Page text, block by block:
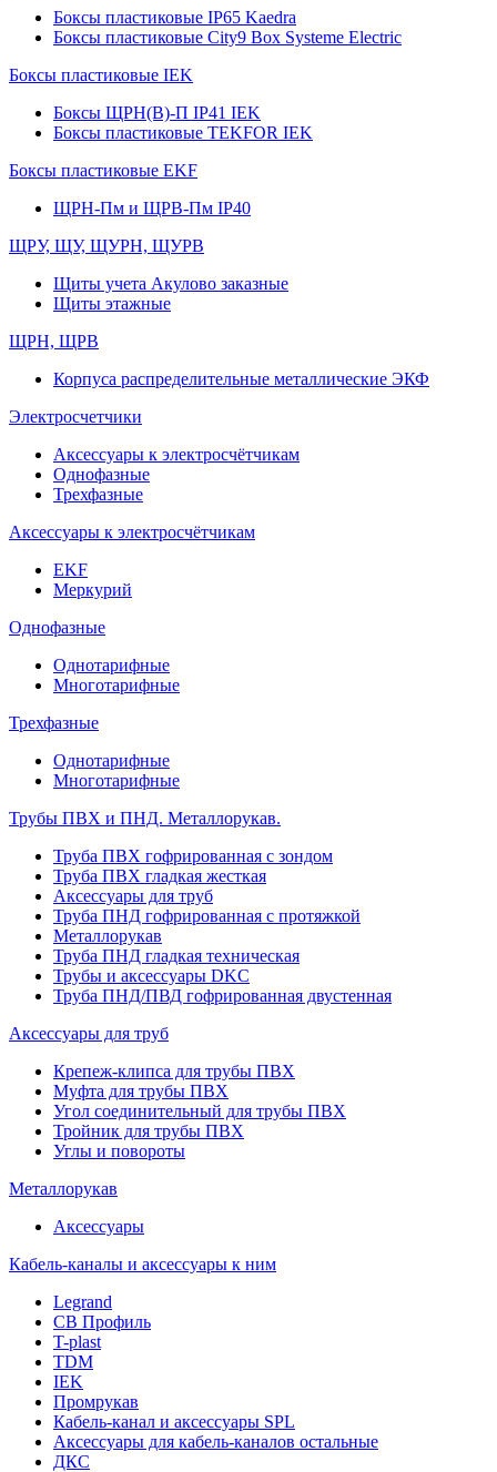
Боксы пластиковые IP65 Kaedra
Боксы пластиковые City9 Box Systeme Electric
Боксы пластиковые IEK
Боксы ЩРН(В)-П IP41 IEK
Боксы пластиковые TEKFOR IEK
Боксы пластиковые EKF
ЩРН-Пм и ЩРВ-Пм IP40
ЩРУ, ЩУ, ЩУРН, ЩУРВ
Щиты учета Акулово заказные
Щиты этажные
ЩРН, ЩРВ
Корпуса распределительные металлические ЭКФ
Электросчетчики
Аксессуары к электросчётчикам
Однофазные
Трехфазные
Аксессуары к электросчётчикам
EKF
Меркурий
Однофазные
Однотарифные
Многотарифные
Трехфазные
Однотарифные
Многотарифные
Трубы ПВХ и ПНД. Металлорукав.
Труба ПВХ гофрированная с зондом
Труба ПВХ гладкая жесткая
Аксессуары для труб
Труба ПНД гофрированная с протяжкой
Металлорукав
Труба ПНД гладкая техническая
Трубы и аксессуары DKC
Труба ПНД/ПВД гофрированная двустенная
Аксессуары для труб
Крепеж-клипса для трубы ПВХ
Муфта для трубы ПВХ
Угол соединительный для трубы ПВХ
Тройник для трубы ПВХ
Углы и повороты
Металлорукав
Аксессуары
Кабель-каналы и аксессуары к ним
Legrand
СВ Профиль
T-plast
TDM
IEK
Промрукав
Кабель-канал и аксессуары SPL
Аксессуары для кабель-каналов остальные
ДКС